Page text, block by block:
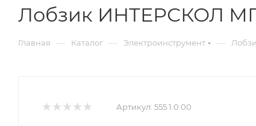
Лобзик ИНТЕРСКОЛ
Главная — Каталог — Электроинструмент —
Артикул: 555.1.0.00